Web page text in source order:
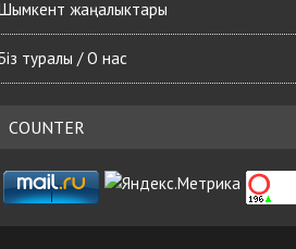
жаңалыктары
туралы / О нас
COUNTER